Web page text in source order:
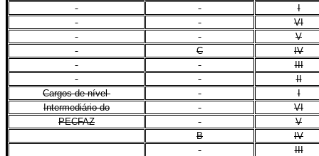
I
VI
V
C
IV
III
II
Cargos de nível
I
Intermediário do
VI
PECFAZ
V
B
IV
III